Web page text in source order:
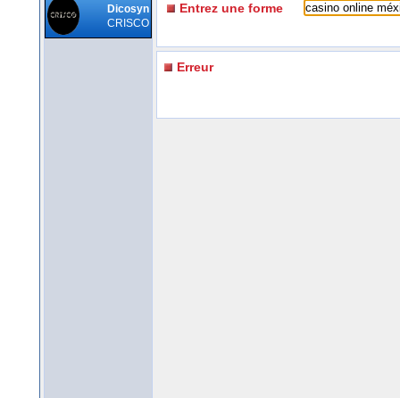
Dicosyn
CRISCO
Entrez une forme
Erreur